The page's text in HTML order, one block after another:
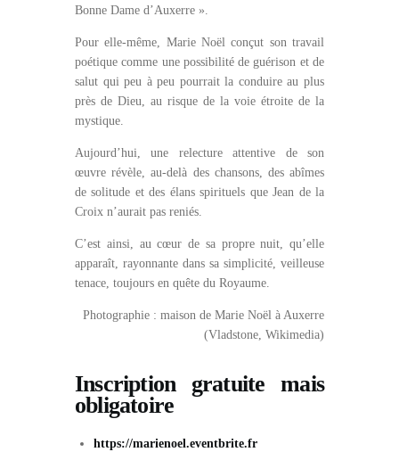
Bonne Dame d’Auxerre ».
Pour elle-même, Marie Noël conçut son travail
poétique comme une possibilité de guérison et de
salut qui peu à peu pourrait la conduire au plus
près de Dieu, au risque de la voie étroite de la
mystique.
Aujourd’hui, une relecture attentive de son
œuvre révèle, au-delà des chansons, des abîmes
de solitude et des élans spirituels que Jean de la
Croix n’aurait pas reniés.
C’est ainsi, au cœur de sa propre nuit, qu’elle
apparaît, rayonnante dans sa simplicité, veilleuse
tenace, toujours en quête du Royaume.
Photographie : maison de Marie Noël à Auxerre
(Vladstone, Wikimedia)
Inscription gratuite mais
obligatoire
https://marienoel.eventbrite.fr